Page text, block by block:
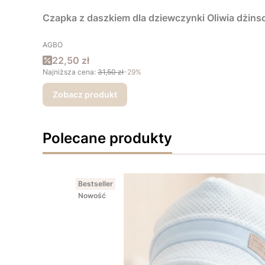
Czapka z daszkiem dla dziewczynki Oliwia
PRODUCENT
AGBO
Cena promocyjna
22,50 zł
Najniższa cena: 31,50 zł-29%
Zobacz produkt
Polecane produkty
Bestseller
Nowość